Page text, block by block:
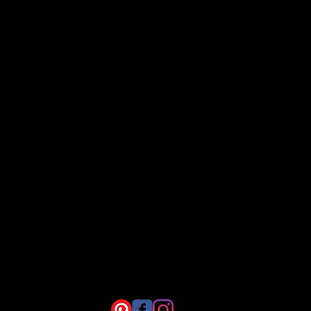
von 3 Tagen nach Erhalt